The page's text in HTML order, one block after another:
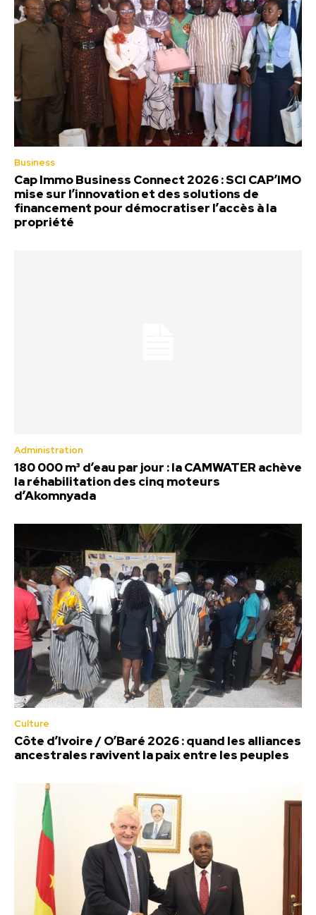
Business
Cap Immo Business Connect 2026 : SCI CAP’IMO
mise sur l’innovation et des solutions de
financement pour démocratiser l’accès à la
propriété
Administration
180 000 m³ d’eau par jour : la CAMWATER achève
la réhabilitation des cinq moteurs
d’Akomnyada
Culture
Côte d’Ivoire / O’Baré 2026 : quand les alliances
ancestrales ravivent la paix entre les peuples